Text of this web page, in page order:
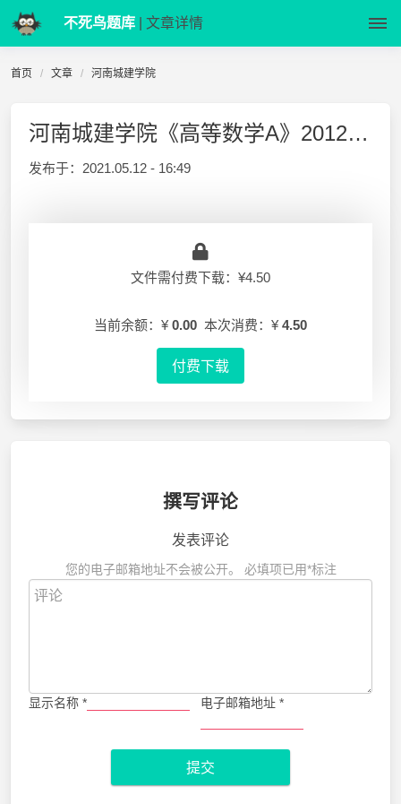
不死鸟题库 | 文章详情
首页 文章 河南城建学院
河南城建学院《高等数学A》2012-2013-1 期中试卷及答案
发布于： 2021.05.12 - 16:49
文件需付费下载：¥4.50
当前余额：¥ 0.00 本次消费：¥ 4.50
付费下载
撰写评论
发表评论
您的电子邮箱地址不会被公开。 必填项已用*标注
显示名称 * 电子邮箱地址 *
提交